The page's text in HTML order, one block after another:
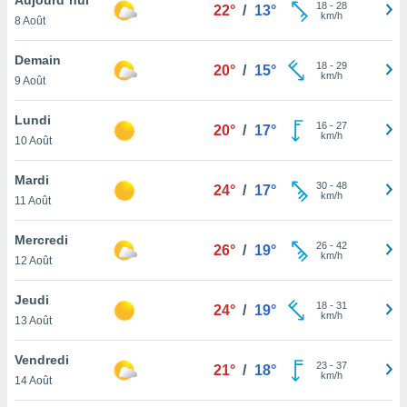
et
»,
au
vous
qu'ils
ou
le
ainsi
un
la
du
8 Août
22° / 13° 18- 28
km/h
Demain
9 Août
20° / 15° 18- 29
km/h
Lundi
10 Août
20° / 17° 16- 27
km/h
Mardi
11 Août
24° / 17° 30- 48
km/h
Mercredi
12 Août
26° / 19° 26- 42
km/h
Jeudi
13 Août
24° / 19° 18- 31
km/h
Vendredi
14 Août
21° / 18° 23- 37
km/h